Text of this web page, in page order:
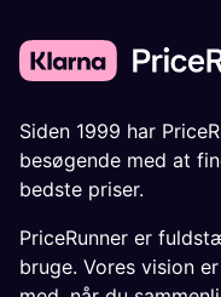
Siden 1999 har
besøgende med at
bedste priser.
PriceRunner er
bruge. Vores vision